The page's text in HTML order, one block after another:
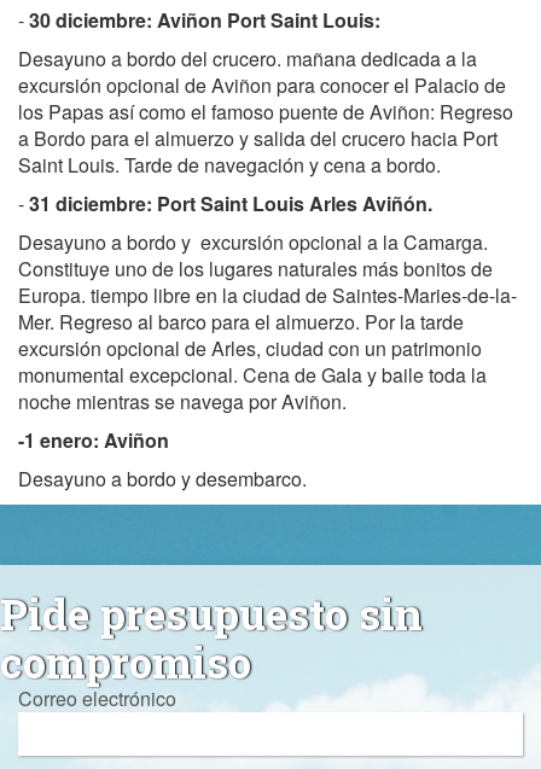
-30 diciembre: Aviñon Port Saint Louis:
Desayuno a bordo del crucero. mañana dedicada a la
excursión opcional de Aviñon para conocer el Palacio de
los Papas así como el famoso puente de Aviñon: Regreso
a Bordo para el almuerzo y salida del crucero hacia Port
Saint Louis. Tarde de navegación y cena a bordo.
-31 diciembre: Port Saint Louis Arles Aviñón.
Desayuno a bordo y excursión opcional a la Camarga.
Constituye uno de los lugares naturales más bonitos de
Europa. tiempo libre en la ciudad de Saintes-Maries-de-la-
Mer. Regreso al barco para el almuerzo. Por la tarde
excursión opcional de Arles, ciudad con un patrimonio
monumental excepcional. Cena de Gala y baile toda la
noche mientras se navega por Aviñon.
-1 enero: Aviñon
Desayuno a bordo y desembarco.
Pide presupuesto sin
compromiso
Correo electrónico